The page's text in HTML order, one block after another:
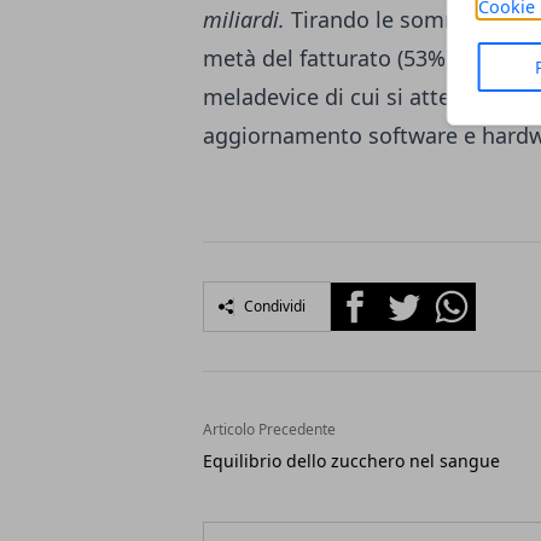
Cookie
miliardi. Tirando le somme, è
metà del fatturato (53%) di
meladevice di cui si attende in
aggiornamento software e
Condividi FacebookTwitterWhatsapp
Articolo Precedente
Equilibrio dello zucchero nel sangue